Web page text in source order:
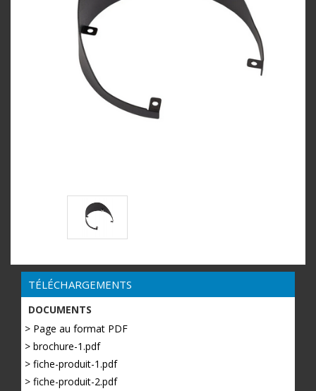
TÉLÉCHARGEMENTS
DOCUMENTS
> Page au format PDF
> brochure-1.pdf
> fiche-produit-1.pdf
> fiche-produit-2.pdf